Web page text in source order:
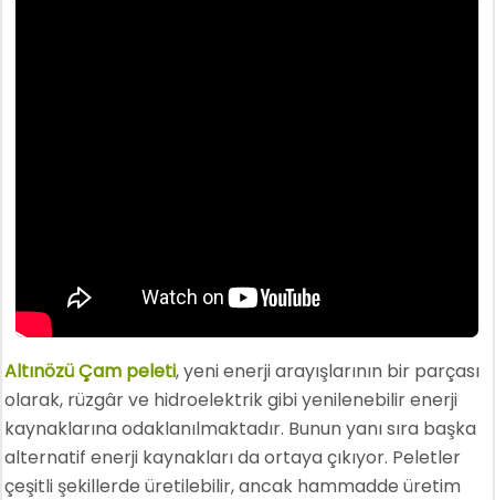
Altınözü Çam peleti, yeni enerji arayışlarının bir parçası
olarak, rüzgâr ve hidroelektrik gibi yenilenebilir enerji
kaynaklarına odaklanılmaktadır. Bunun yanı sıra başka
alternatif enerji kaynakları da ortaya çıkıyor. Peletler
çeşitli şekillerde üretilebilir, ancak hammadde üretim